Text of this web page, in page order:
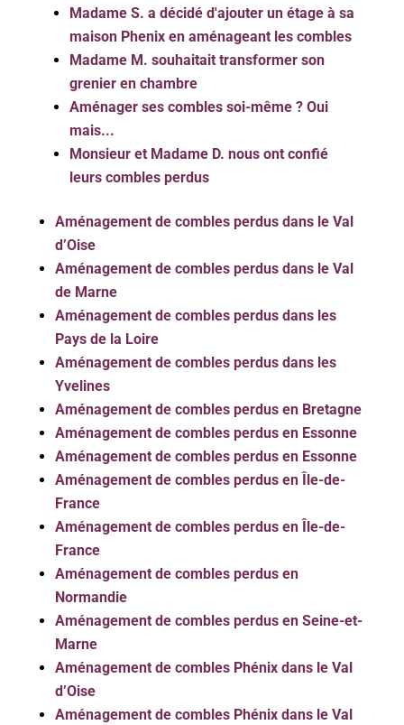
Madame S. a décidé d'ajouter un étage à sa
maison Phenix en aménageant les combles
Madame M. souhaitait transformer son
grenier en chambre
Aménager ses combles soi-même ? Oui
mais...
Monsieur et Madame D. nous ont confié
leurs combles perdus
Aménagement de combles perdus dans le Val
d’Oise
Aménagement de combles perdus dans le Val
de Marne
Aménagement de combles perdus dans les
Pays de la Loire
Aménagement de combles perdus dans les
Yvelines
Aménagement de combles perdus en Bretagne
Aménagement de combles perdus en Essonne
Aménagement de combles perdus en Essonne
Aménagement de combles perdus en Île-de-
France
Aménagement de combles perdus en Île-de-
France
Aménagement de combles perdus en
Normandie
Aménagement de combles perdus en Seine-et-
Marne
Aménagement de combles Phénix dans le Val
d’Oise
Aménagement de combles Phénix dans le Val